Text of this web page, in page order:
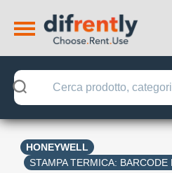
HONEYWELL
STAMPA TERMICA: BARCODE